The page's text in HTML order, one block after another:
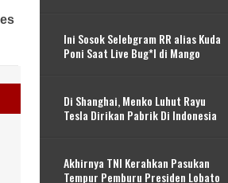
Ini Sosok Selebgram RR alias Kuda
Poni Saat Live Bug*l di Mango
Di Shanghai, Menko Luhut Rayu
Tesla Dirikan Pabrik Di Indonesia
Akhirnya TNI Kerahkan Pasukan
Tempur Pemburu Presiden Lobato